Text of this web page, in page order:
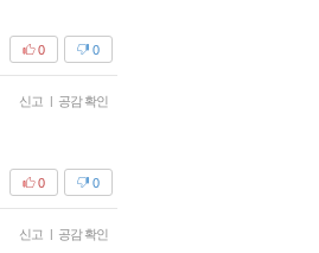
0
0
신고 | 공감 확인
0
0
신고 | 공감 확인